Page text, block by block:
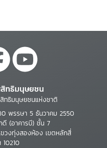
ทธิมนุษยชน
ทธิมนุษยชนแห่งชาติ
พรรษา 5 ธันวาคม 2550
ดี (อาคารบี) ชั้น 7
วงทุ่งสองห้อง เขตหลักสี่